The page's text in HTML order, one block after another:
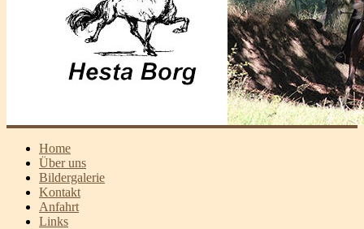
Home
Über uns
Bildergalerie
Kontakt
Anfahrt
Links